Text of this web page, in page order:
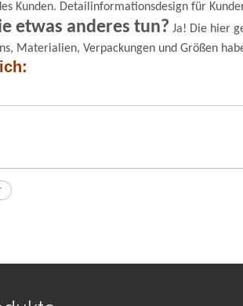
Kunden. Detailinformationsdesign für
etwas anderes tun? Ja! Die hier
Materialien, Verpackungen und Größen